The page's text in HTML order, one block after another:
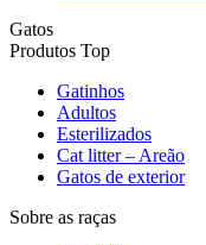
Gatos
Produtos Top
Gatinhos
Adultos
Esterilizados
Cat litter – Areão
Gatos de exterior
Sobre as raças